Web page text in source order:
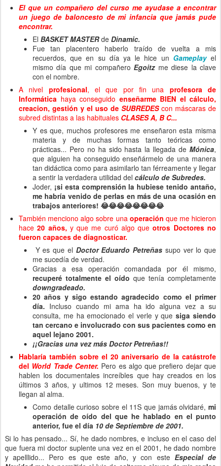
El que un compañero del curso me ayudase a encontrar
un juego de baloncesto de mi infancia que jamás pude
encontrar.
El BASKET MASTERde Dinamic.
Fue tan placentero haberlo traído de vuelta a mis
recuerdos, que en su día ya le hice un Gameplayel
mismo día que mi compañeroEgoitz me diese la clave
con el nombre.
A nivel profesional, el que por fin una profesora de
Informática haya conseguido enseñarme BIEN el cálculo,
creacion, gestión y el uso de SUBREDES con máscaras de
subred distintas a las habituales CLASES A, B C...
Y es que, muchos profesores me enseñaron esta misma
materia y de muchas formas tanto teóricas como
prácticas... Pero no ha sido hasta la llegada de Mónica,
que alguien ha conseguido enseñármelo de una manera
tan didáctica como para asimilarlo tan férreamente y llegar
a sentir la verdadera utilidad del cálculo de Subredes.
Joder, ¡si esta comprensión la hubiese tenido antaño,
me habría venido de perlas en más de una ocasión en
trabajos anteriores! 😂😂😂😂😂😂😂😂
También menciono algo sobre una operación que me hicieron
hace20 años, y que me curó algo queotros Doctores no
fueron capaces de diagnosticar.
Y es que el Doctor Eduardo Petreñas supo ver lo que
me sucedía de verdad.
Gracias a esa operación comandada por él mismo,
recuperé totalmente el oído que tenía completamente
downgradeado.
20 años y sigo estando agradecido como el primer
día. Incluso cuando mi ama ha ido alguna vez a su
consulta, me ha emocionado el verle y quesiga siendo
tan cercano e involucrado con sus pacientes como en
aquel lejano 2001.
¡¡Gracias una vez más Doctor Petreñas!!
Hablaría también sobre el 20 aniversario de la catástrofe
del World Trade Center. Pero es algo que prefiero dejar que
hablen los documentales increíbles que hay creados en los
últimos 3 años, y ultimos 12 meses. Son muy buenos, y te
llegan al alma.
Como detalle curioso sobre el 11S que jamás olvidaré, mi
operación de oído del que he hablado en el punto
anterior, fue el día 10 de Septiembre de 2001.
Si lo has pensado... Sí, he dado nombres, e incluso en el caso del
que fuera mi doctor suplente una vez en el 2001, he dado nombre
y apelllido... Pero es que este año, y con este Especial de